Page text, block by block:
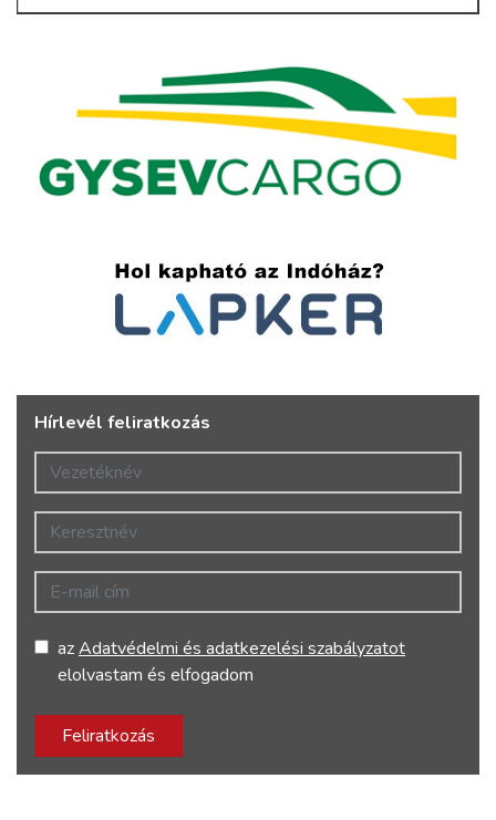
Hírlevél feliratkozás
Vezetéknév
Keresztnév
E-mail cím
azAdatvédelmi és adatkezelési szabályzatot
elolvastam és elfogadom
Feliratkozás